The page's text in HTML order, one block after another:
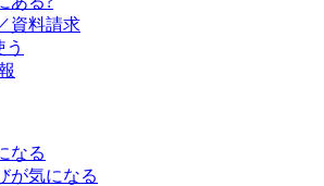
資料請求
なる
が気になる